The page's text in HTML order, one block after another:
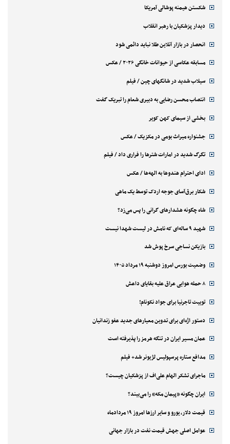
شکستن هیمنه پوشالی آمریکا
دیدار پزشکیان با رهبر انقلاب
انحصار در بازار آنلاین طلا نباید دائمی شود
مسابقه عکاسی از حیوانات خانگی ۲۰۲۶ / عکس
سیلاب شدید در شانگهای چین / فیلم
انتصاب محسن رضایی به دبیری شعام را تبریک گفت
بخشی از سیمای کهن کویر
جشنواره میراث بومی در مکزیک / عکس
تگرگ شدید در امارات شترها را فراری داد / فیلم
ادای احترام هندوها به الهه‌ها / عکس
شکار برق‌آسای جوجه اردک توسط یک ماهی
شاه چگونه هشدارهای گرانی را پس می‌زد؟
شهید ۹ ساله‌ای که نامش در لیست شهدا نیست
بازیکن نساجی سرخ پوش شد
وضعیت بورس امروز دوشنبه ۱۹ مرداد ۱۴۰۵
۸ حمله هوایی عراق علیه بقایای داعش
توییت تاجرنیا برای جواد نکونام!
دستور اژه‌ای برای تدوین معیارهای جدید عفو زندانیان
عمان مسیر ایران در تنگه هرمز را پذیرفته است
مدافع ستاره پرسپولیس لژیونر شد+ فیلم
ماجرای تشکر الهام علی‌اف از پزشکیان چیست؟
ایران چگونه «پیمان مکه» را می‌بیند؟
قیمت دلار، یورو و سایر ارزها امروز ۱۹ مردادماه
عوامل اصلی جهش قیمت نفت در بازار جهانی